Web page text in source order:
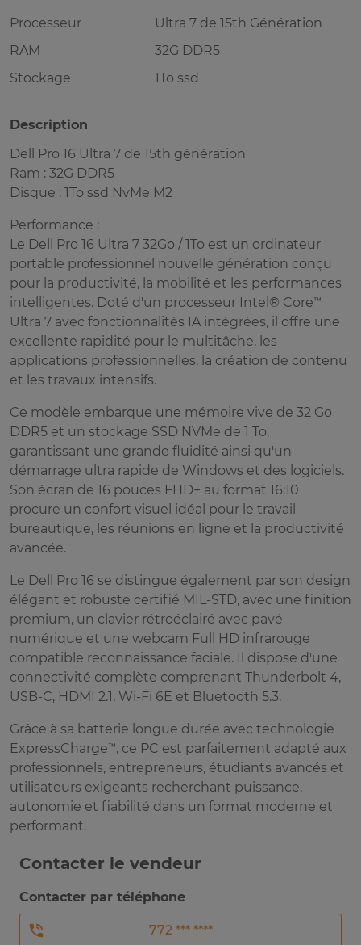
Processeur
Ultra 7 de 15th Génération
RAM
32G DDR5
Stockage
1To ssd
Description
Dell Pro 16 Ultra 7 de 15th génération
Ram : 32G DDR5
Disque : 1To ssd NvMe M2
Performance :
Le Dell Pro 16 Ultra 7 32Go / 1To est un ordinateur
portable professionnel nouvelle génération conçu
pour la productivité, la mobilité et les performances
intelligentes. Doté d'un processeur Intel® Core™
Ultra 7 avec fonctionnalités IA intégrées, il offre une
excellente rapidité pour le multitâche, les
applications professionnelles, la création de contenu
et les travaux intensifs.
Ce modèle embarque une mémoire vive de 32 Go
DDR5 et un stockage SSD NVMe de 1 To,
garantissant une grande fluidité ainsi qu'un
démarrage ultra rapide de Windows et des logiciels.
Son écran de 16 pouces FHD+ au format 16:10
procure un confort visuel idéal pour le travail
bureautique, les réunions en ligne et la productivité
avancée.
Le Dell Pro 16 se distingue également par son design
élégant et robuste certifié MIL-STD, avec une finition
premium, un clavier rétroéclairé avec pavé
numérique et une webcam Full HD infrarouge
compatible reconnaissance faciale. Il dispose d'une
connectivité complète comprenant Thunderbolt 4,
USB-C, HDMI 2.1, Wi-Fi 6E et Bluetooth 5.3.
Grâce à sa batterie longue durée avec technologie
ExpressCharge™, ce PC est parfaitement adapté aux
professionnels, entrepreneurs, étudiants avancés et
utilisateurs exigeants recherchant puissance,
autonomie et fiabilité dans un format moderne et
performant.
Contacter le vendeur
Contacter par téléphone
772 *** ****